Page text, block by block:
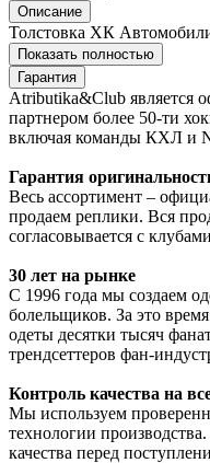
Описание
Толстовка ХК
Показать полностью
Гарантия
Atributika&Club является
партнером более 50-ти
включая команды КХЛ и
Гарантия
Весь ассортимент –
продаем реплики. Вся
согласовывается с
30 лет на рынке
С 1996 года мы создаем
болельщиков. За это
одеты десятки тысяч
трендсеттеров фан-
Контроль качества на
Мы используем
технологии
качества перед